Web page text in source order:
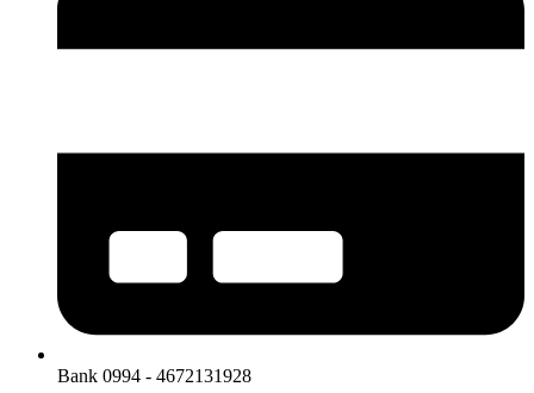
Bank 0994 - 4672131928